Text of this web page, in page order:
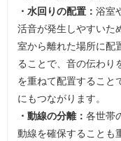
・水回りの配置：浴室
活音が発生しやすいた
室から離れた場所に配
ることで、音の伝わり
を重ねて配置すること
にもつながります。
・動線の分離：各世帯
動線を確保することも